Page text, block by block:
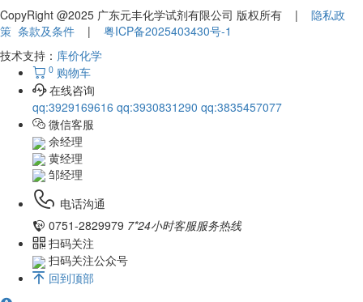
CopyRight @2025 广东元丰化学试剂有限公司 版权所有 | 隐私政
策 条款及条件 | 粤ICP备2025403430号-1
技术支持： 库价化学
0 购物车
在线咨询
qq:3929169616 qq:3930831290 qq:3835457077
微信客服
余经理
黄经理
邹经理
电话沟通
0751-2829979 7*24小时客服服务热线
扫码关注
扫码关注公众号
回到顶部